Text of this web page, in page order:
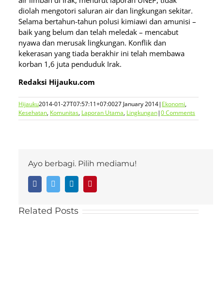
diolah mengotori saluran air dan lingkungan sekitar.
Selama bertahun-tahun polusi kimiawi dan amunisi –
baik yang belum dan telah meledak – mencabut
nyawa dan merusak lingkungan. Konflik dan
kekerasan yang tiada berakhir ini telah membawa
korban 1,6 juta penduduk Irak.
Redaksi Hijauku.com
Hijauku2014-01-27T07:57:11+07:0027 January 2014| Ekonomi,
Kesehatan, Komunitas, Laporan Utama, Lingkungan|0 Comments
Ayo berbagi. Pilih mediamu!
FacebookTwitter LinkedIn
Related Posts